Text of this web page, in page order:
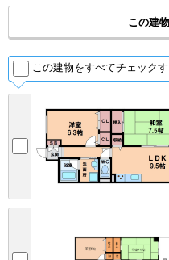
この建
この建物をすべてチェックす